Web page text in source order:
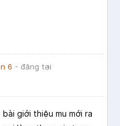
6 - đăng tại
bài giới thiệu mu mới ra